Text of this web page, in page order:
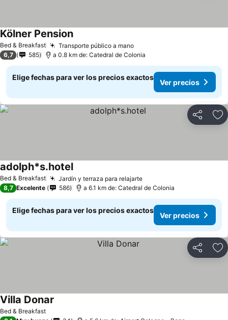
Bed & Breakfast Transporte público a manoVer precios
Kölner PensionVer precios
6,7 585 a 0.8 km de: Catedral de Colonia
Elige fechas para ver los precios exactos
Ver precios
Compartir
Bed & Breakfast Jardín y terraza para relajarteVer precios
adolph*s.hotelVer precios
8,7 Excelente 586 a 6.1 km de: Catedral de Colonia
Elige fechas para ver los precios exactos
Ver precios
Compartir
Bed & Breakfast
Villa Donar